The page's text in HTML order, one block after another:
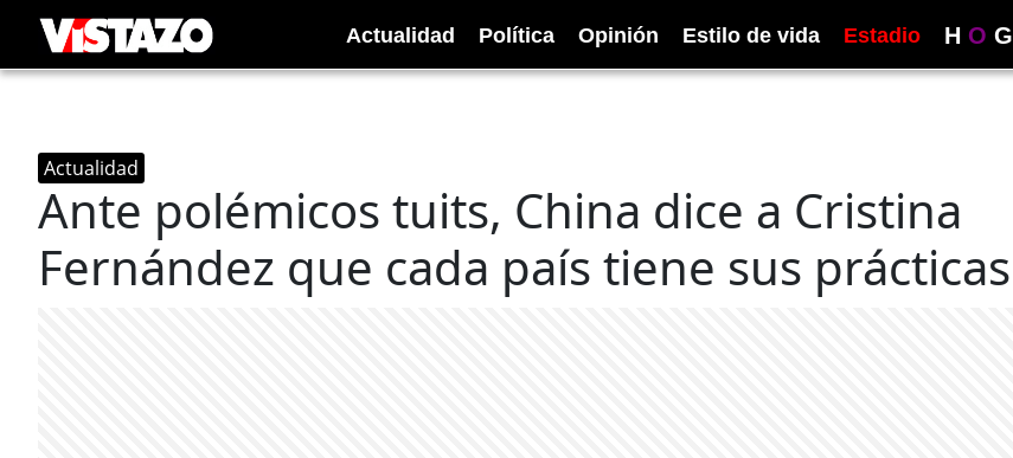
Actualidad Política Opinión Estilo de vida Estadio H O G
Actualidad
Ante polémicos tuits, China dice a Cristina
Fernández que cada país tiene sus prácticas